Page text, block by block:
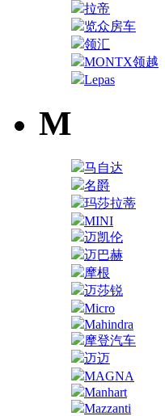
拉帝
览众房车
领汇
MONTX领越
Lepas
M
马自达
名爵
玛莎拉蒂
MINI
迈凯伦
迈巴赫
摩根
迈莎锐
Micro
Mahindra
摩登汽车
迈迈
MAGNA
Manhart
Mazzanti